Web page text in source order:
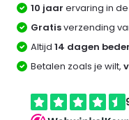
10 jaar ervaring in
Gratisverzending
Altijd14 dagen
Betalen zoals je wilt,